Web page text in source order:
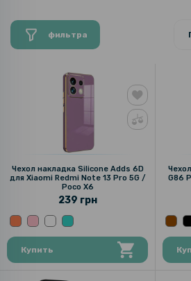
фильтра
Чехол накладка Silicone Adds 6D
для Xiaomi Redmi Note 13 Pro 5G /
Poco X6
239 грн
Купить
G86